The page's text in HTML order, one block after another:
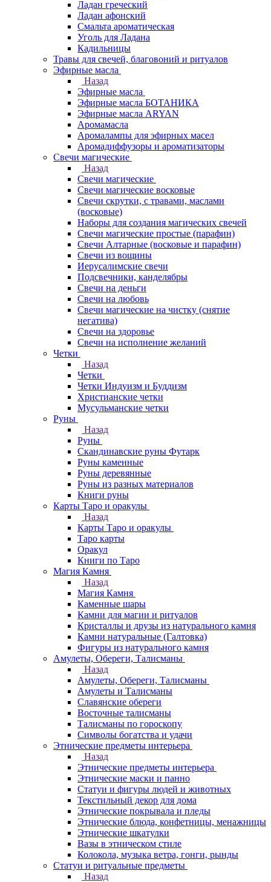
Ладан греческий
Ладан афонский
Смальта ароматическая
Уголь для Ладана
Кадильницы
Травы для свечей, благовоний и ритуалов
Эфирные масла
Назад
Эфирные масла
Эфирные масла БОТАНИКА
Эфирные масла ARYAN
Аромамасла
Аромалампы для эфирных масел
Аромадиффузоры и ароматизаторы
Свечи магические
Назад
Свечи магические
Свечи магические восковые
Свечи скрутки, с травами, маслами
(восковые)
Наборы для создания магических свечей
Свечи магические простые (парафин)
Свечи Алтарные (восковые и парафин)
Свечи из вощины
Иерусалимские свечи
Подсвечники, канделябры
Свечи на деньги
Свечи на любовь
Свечи магические на чистку (снятие
негатива)
Свечи на здоровье
Свечи на исполнение желаний
Четки
Назад
Четки
Четки Индуизм и Буддизм
Христианские четки
Мусульманские четки
Руны
Назад
Руны
Скандинавские руны Футарк
Руны каменные
Руны деревянные
Руны из разных материалов
Книги руны
Карты Таро и оракулы
Назад
Карты Таро и оракулы
Таро карты
Оракул
Книги по Таро
Магия Камня
Назад
Магия Камня
Каменные шары
Камни для магии и ритуалов
Кристаллы и друзы из натурального камня
Камни натуральные (Галтовка)
Фигуры из натурального камня
Амулеты, Обереги, Талисманы
Назад
Амулеты, Обереги, Талисманы
Амулеты и Талисманы
Славянские обереги
Восточные талисманы
Талисманы по гороскопу
Символы богатства и удачи
Этнические предметы интерьера
Назад
Этнические предметы интерьера
Этнические маски и панно
Статуи и фигуры людей и животных
Текстильный декор для дома
Этнические покрывала и пледы
Этнические блюда, конфетницы, менажницы
Этнические шкатулки
Вазы в этническом стиле
Колокола, музыка ветра, гонги, рынды
Статуи и ритуальные предметы
Назад